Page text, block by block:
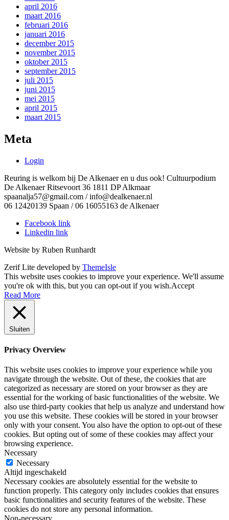
april 2016
maart 2016
februari 2016
januari 2016
december 2015
november 2015
oktober 2015
september 2015
juli 2015
juni 2015
mei 2015
april 2015
maart 2015
Meta
Login
Reuring is welkom bij De Alkenaer en u dus ook! Cultuurpodium
De Alkenaer Ritsevoort 36 1811 DP Alkmaar
spaanalja57@gmail.com / info@dealkenaer.nl
06 12420139 Spaan / 06 16055163 de Alkenaer
Facebook link
Linkedin link
Website by Ruben Runhardt
Zerif Lite developed by ThemeIsle
This website uses cookies to improve your experience. We'll assume
you're ok with this, but you can opt-out if you wish.Accept
Read More
Sluiten
Privacy Overview
This website uses cookies to improve your experience while you
navigate through the website. Out of these, the cookies that are
categorized as necessary are stored on your browser as they are
essential for the working of basic functionalities of the website. We
also use third-party cookies that help us analyze and understand how
you use this website. These cookies will be stored in your browser
only with your consent. You also have the option to opt-out of these
cookies. But opting out of some of these cookies may affect your
browsing experience.
Necessary
Necessary
Altijd ingeschakeld
Necessary cookies are absolutely essential for the website to
function properly. This category only includes cookies that ensures
basic functionalities and security features of the website. These
cookies do not store any personal information.